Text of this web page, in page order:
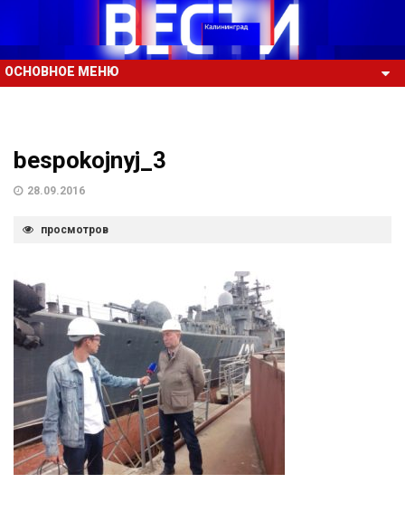
ОСНОВНОЕ МЕНЮ
bespokojnyj_3
28.09.2016
просмотров